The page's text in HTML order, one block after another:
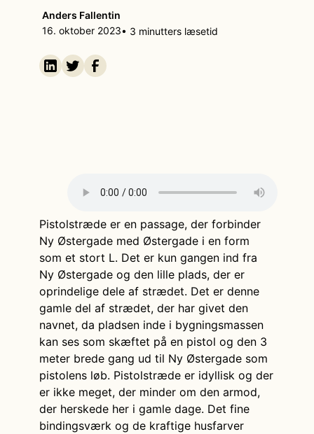
Anders Fallentin
16. oktober 2023• 3 minutters læsetid
Pistolstræde er en passage, der forbinder
Ny Østergade med Østergade i en form
som et stort L. Det er kun gangen ind fra
Ny Østergade og den lille plads, der er
oprindelige dele af strædet. Det er denne
gamle del af strædet, der har givet den
navnet, da pladsen inde i bygningsmassen
kan ses som skæftet på en pistol og den 3
meter brede gang ud til Ny Østergade som
pistolens løb. Pistolstræde er idyllisk og der
er ikke meget, der minder om den armod,
der herskede her i gamle dage. Det fine
bindingsværk og de kraftige husfarver